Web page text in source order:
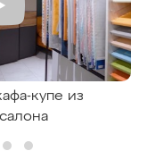
купе из